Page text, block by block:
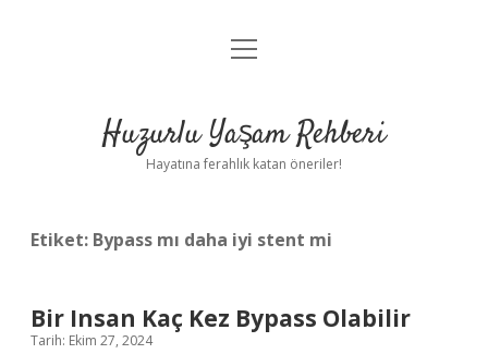
Anasayfa
Yasal Uyarı
menüyü
Huzurlu Yaşam Rehberi
Hayatına ferahlık katan öneriler!
Etiket: Bypass mı daha iyi stent mi
Bir Insan Kaç Kez Bypass Olabilir
Tarih: Ekim 27, 2024